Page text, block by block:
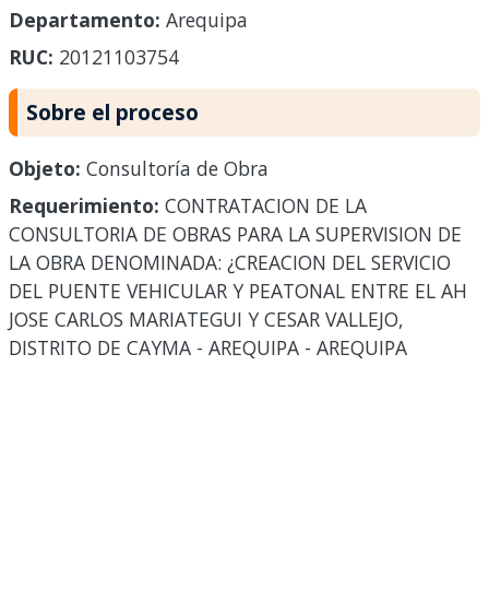
Departamento: Arequipa
RUC: 20121103754
Sobre el proceso
Objeto: Consultoría de Obra
Requerimiento: CONTRATACION DE LA
CONSULTORIA DE OBRAS PARA LA SUPERVISION DE
LA OBRA DENOMINADA: ¿CREACION DEL SERVICIO
DEL PUENTE VEHICULAR Y PEATONAL ENTRE EL AH
JOSE CARLOS MARIATEGUI Y CESAR VALLEJO,
DISTRITO DE CAYMA - AREQUIPA - AREQUIPA